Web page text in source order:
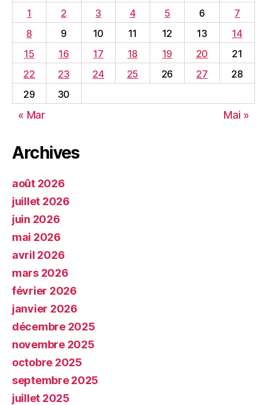
1
2 3 4 5 6
7
8
9 10 11 12 13
14
15
16 17 18 19 20
21
22
23 24 25 26 27
28
29
30
« Mar Mai »
Archives
août 2026
juillet 2026
juin 2026
mai 2026
avril 2026
mars 2026
février 2026
janvier 2026
décembre 2025
novembre 2025
octobre 2025
septembre 2025
juillet 2025